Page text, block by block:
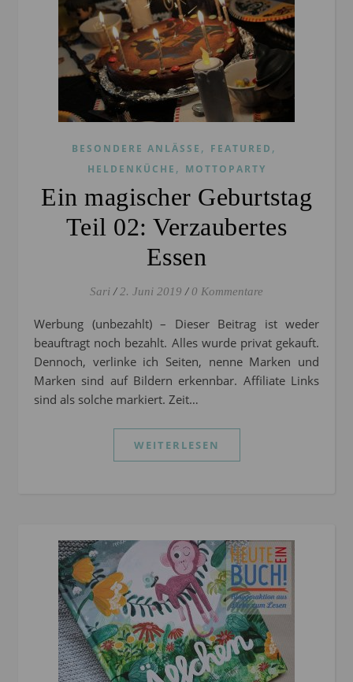
BESONDERE ANLÄSSE , FEATURED ,
HELDENKÜCHE , MOTTOPARTY
Ein magischer Geburtstag
Teil 02: Verzaubertes
Essen
Sari / 2. Juni 2019 / 0 Kommentare
Werbung (unbezahlt) – Dieser Beitrag ist weder
beauftragt noch bezahlt. Alles wurde privat gekauft.
Dennoch, verlinke ich Seiten, nenne Marken und
Marken sind auf Bildern erkennbar. Affiliate Links
sind als solche markiert. Zeit…
WEITERLESEN